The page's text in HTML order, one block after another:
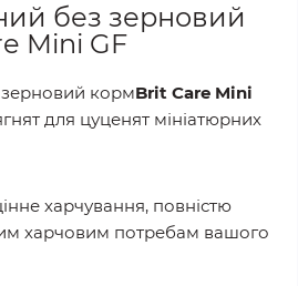
без зерновий
Mini GF
зерновий кормBrit Care Mini
для цуценят мініатюрних
харчування, повністю
харчовим потребам вашого